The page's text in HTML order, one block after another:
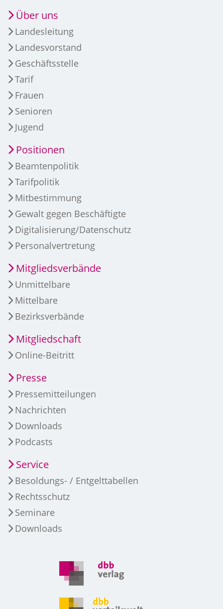
Über uns
Landesleitung
Landesvorstand
Geschäftsstelle
Tarif
Frauen
Senioren
Jugend
Positionen
Beamtenpolitik
Tarifpolitik
Mitbestimmung
Gewalt gegen Beschäftigte
Digitalisierung/Datenschutz
Personalvertretung
Mitgliedsverbände
Unmittelbare
Mittelbare
Bezirksverbände
Mitgliedschaft
Online-Beitritt
Presse
Pressemitteilungen
Nachrichten
Downloads
Podcasts
Service
Besoldungs- / Entgelttabellen
Rechtsschutz
Seminare
Downloads